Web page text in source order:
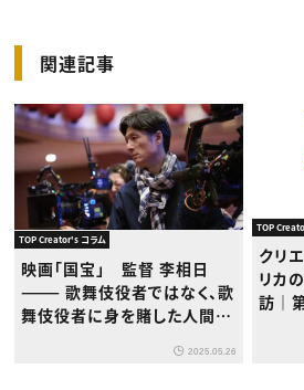
関連記事
TOP Creator's コラム
映画「国宝」 監督 李相日
——— 歌舞伎役者ではなく、歌
舞伎役者に身を賭した人間を
2025.05.26
TOP
クリ
リカ
訪｜